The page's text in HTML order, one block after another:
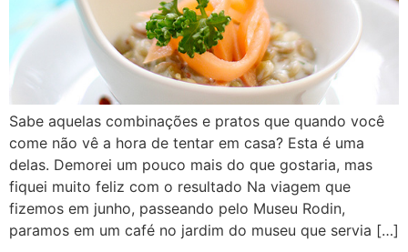
Sabe aquelas combinações e pratos que quando você
come não vê a hora de tentar em casa? Esta é uma
delas. Demorei um pouco mais do que gostaria, mas
fiquei muito feliz com o resultado Na viagem que
fizemos em junho, passeando pelo Museu Rodin,
paramos em um café no jardim do museu que servia […]